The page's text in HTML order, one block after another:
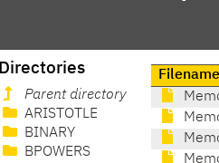
Directories
Parent directory
ARISTOTLE
BINARY
BPOWERS
Filename